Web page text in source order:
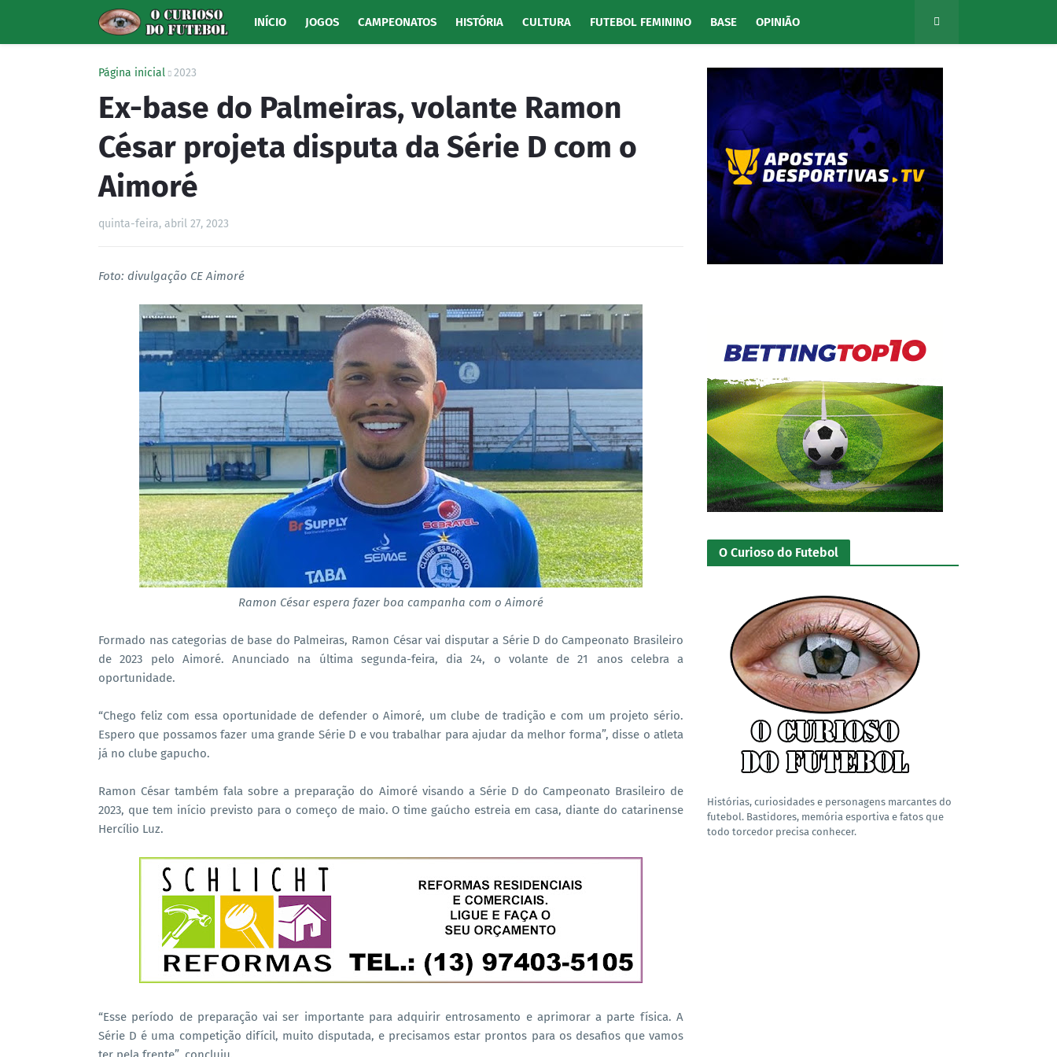
INÍCIO JOGOS CAMPEONATOS HISTÓRIA CULTURA FUTEBOL FEMININO BASE OPINIÃO
Página inicial 2023
Ex-base do Palmeiras, volante Ramon
César projeta disputa da Série D com o
Aimoré
quinta-feira, abril 27, 2023
Foto: divulgação CE Aimoré
Ramon César espera fazer boa campanha com o Aimoré
Formado nas categorias de base do Palmeiras, Ramon César vai disputar a Série D do Campeonato Brasileiro
de 2023 pelo Aimoré. Anunciado na última segunda-feira, dia 24, o volante de 21 anos celebra a
oportunidade.
“Chego feliz com essa oportunidade de defender o Aimoré, um clube de tradição e com um projeto sério.
Espero que possamos fazer uma grande Série D e vou trabalhar para ajudar da melhor forma”, disse o atleta
já no clube gapucho.
Ramon César também fala sobre a preparação do Aimoré visando a Série D do Campeonato Brasileiro de
2023, que tem início previsto para o começo de maio. O time gaúcho estreia em casa, diante do catarinense
Hercílio Luz.
“Esse período de preparação vai ser importante para adquirir entrosamento e aprimorar a parte física. A
Série D é uma competição difícil, muito disputada, e precisamos estar prontos para os desafios que vamos
O Curioso do Futebol
Histórias, curiosidades e personagens marcantes do
futebol. Bastidores, memória esportiva e fatos que
todo torcedor precisa conhecer.